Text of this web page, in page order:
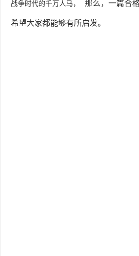
战争时代的千万人马， 那么，一篇合
希望大家都能够有所启发。